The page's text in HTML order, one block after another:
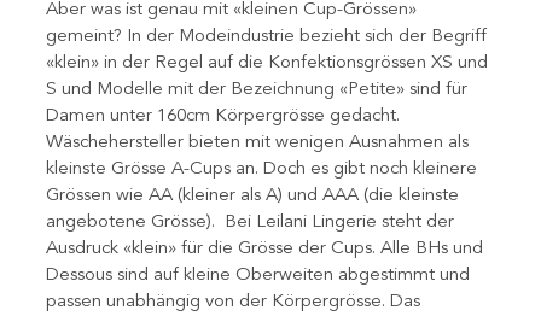
Aber was ist genau mit «kleinen Cup-Grössen»
gemeint? In der Modeindustrie bezieht sich der Begriff
«klein» in der Regel auf die Konfektionsgrössen XS und
S und Modelle mit der Bezeichnung «Petite» sind für
Damen unter 160cm Körpergrösse gedacht.
Wäschehersteller bieten mit wenigen Ausnahmen als
kleinste Grösse A-Cups an. Doch es gibt noch kleinere
Grössen wie AA (kleiner als A) und AAA (die kleinste
angebotene Grösse).  Bei Leilani Lingerie steht der
Ausdruck «klein» für die Grösse der Cups. Alle BHs und
Dessous sind auf kleine Oberweiten abgestimmt und
passen unabhängig von der Körpergrösse. Das